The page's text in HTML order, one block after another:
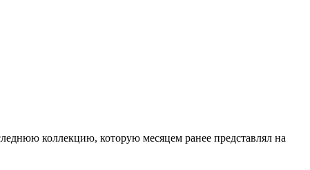
коллекцию, которую месяцем ранее представлял на